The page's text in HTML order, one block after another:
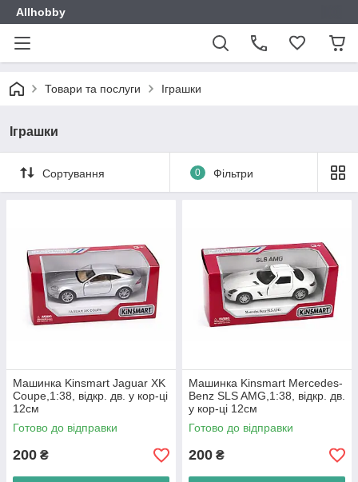
Allhobby
Товари та послуги Іграшки
Іграшки
Сортування 0 Фільтри
Машинка Kinsmart Jaguar XK
Coupe,1:38, відкр. дв. у кор-ці
12см
Готово до відправки
200 ₴
Машинка Kinsmart Mercedes-
Benz SLS AMG,1:38, відкр. дв.
у кор-ці 12см
Готово до відправки
200 ₴